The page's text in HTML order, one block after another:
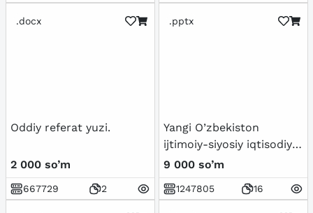
.docx
Oddiy referat yuzi.
2 000 so’m
667729 2
.pptx
Yangi O’zbekiston
ijtimoiy-siyosiy iqtisodiy
va madaniy hayotida roʻy
berayotgan
oʻzgarishlarning xalqaro
9 000 so’m
1247805 16